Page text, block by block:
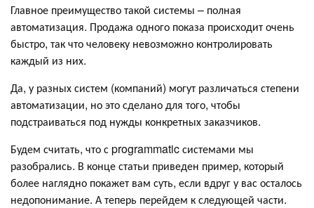
Главное преимущество такой системы – полная
автоматизация. Продажа одного показа происходит очень
быстро, так что человеку невозможно контролировать
каждый из них.
Да, у разных систем (компаний) могут различаться степени
автоматизации, но это сделано для того, чтобы
подстраиваться под нужды конкретных заказчиков.
Будем считать, что с programmatic системами мы
разобрались. В конце статьи приведен пример, который
более наглядно покажет вам суть, если вдруг у вас осталось
недопонимание. А теперь перейдем к следующей части.